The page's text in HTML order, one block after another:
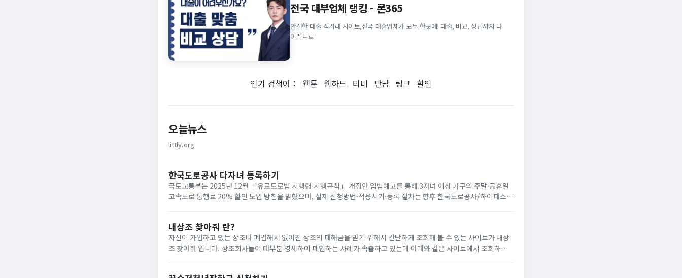
전국 대부업체 랭킹 - 론365
안전한 대출 직거래 사이트,전국 대출업체가 모두 한곳에! 대출, 비교, 상담까지 다
이렉트로
인기 검색어： 웹툰 웹하드 티비 만남 링크 할인
오늘뉴스
littly.org
한국도로공사 다자녀 등록하기
국토교통부는 2025년 12월 「유료도로법 시행령·시행규칙」 개정안 입법예고를 통해 3자녀 이상 가구의 주말·공휴일
고속도로 통행료 20% 할인 도입 방침을 밝혔으며, 실제 신청방법·적용시기·등록 절차는 향후 한국도로공사/하이패스
내상조 찾아줘 란?
자신이 가입하고 있는 상조나 폐업해서 없어진 상조의 패해금을 받기 위해서 간단하게 조회해 볼 수 있는 사이트가 내상
조 찾아줘 입니다. 상조회사들이 대부분 영세하여 폐업하는 사례가 속출하고 있는데 아래와 같은 사이트에서 조회하면